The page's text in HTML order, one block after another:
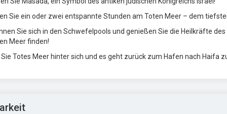
Sie ein oder zwei entspannte Stunden am Toten Meer – dem
Sie sich in den Schwefelpools und genießen Sie die Heilkräfte
Meer finden!
Sie Totes Meer hinter sich und es geht zurück zum Hafen nach Haifa